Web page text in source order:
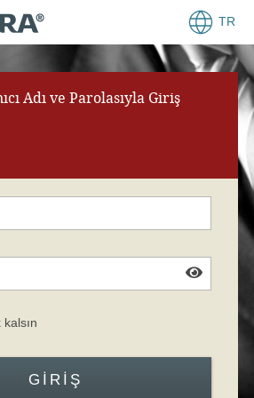
TR
Adı ve Parolasıyla Giriş
kalsın
GIRIŞ